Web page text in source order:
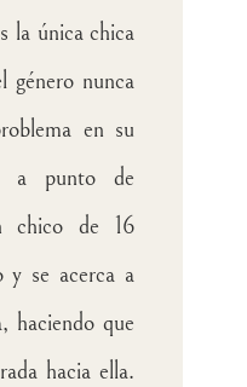
la única chica
género nunca
en su
a punto de
chico de 16
y se acerca a
haciendo que
hacia ella.